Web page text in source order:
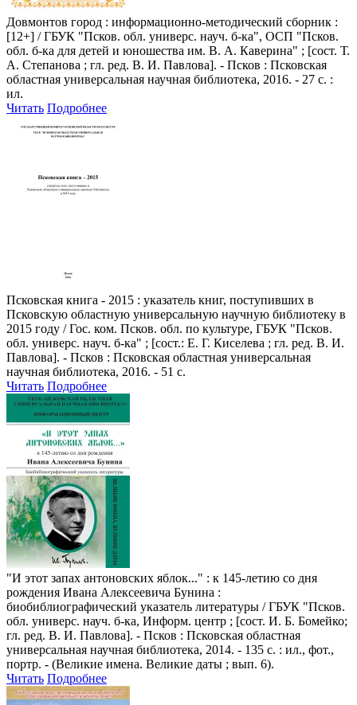
Довмонтов город : информационно-методический сборник :
[12+] / ГБУК "Псков. обл. универс. науч. б-ка", ОСП "Псков.
обл. б-ка для детей и юношества им. В. А. Каверина" ; [сост. Т.
А. Степанова ; гл. ред. В. И. Павлова]. - Псков : Псковская
областная универсальная научная библиотека, 2016. - 27 с. :
ил.
Читать Подробнее
Псковская книга - 2015 : указатель книг, поступивших в
Псковскую областную универсальную научную библиотеку в
2015 году / Гос. ком. Псков. обл. по культуре, ГБУК "Псков.
обл. универс. науч. б-ка" ; [сост.: Е. Г. Киселева ; гл. ред. В. И.
Павлова]. - Псков : Псковская областная универсальная
научная библиотека, 2016. - 51 с.
Читать Подробнее
"И этот запах антоновских яблок..." : к 145-летию со дня
рождения Ивана Алексеевича Бунина :
биобиблиографический указатель литературы / ГБУК "Псков.
обл. универс. науч. б-ка, Информ. центр ; [сост. И. Б. Бомейко;
гл. ред. В. И. Павлова]. - Псков : Псковская областная
универсальная научная библиотека, 2014. - 135 с. : ил., фот.,
портр. - (Великие имена. Великие даты ; вып. 6).
Читать Подробнее